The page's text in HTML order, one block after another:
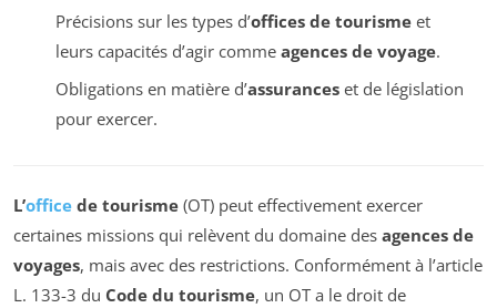
Précisions sur les types d’offices de tourismeet
leurs capacités d’agir comme agences de voyage.
Obligations en matière d’assuranceset de législation
pour exercer.
L’office de tourisme (OT) peut effectivement exercer
certaines missions qui relèvent du domaine des agences de
voyages, mais avec des restrictions. Conformément à l’article
L. 133-3 du Code du tourisme, un OT a le droit de